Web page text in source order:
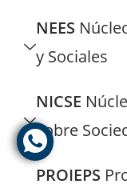
NEES
y Sociales
NICSE
sobre
PROIEPS